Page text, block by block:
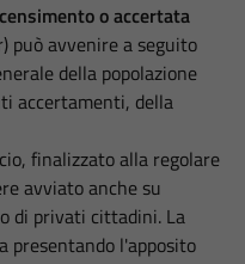
o accertata
può avvenire a seguito
della popolazione
accertamenti, della
finalizzato alla regolare
avviato anche su
di privati cittadini. La
presentando l'apposito